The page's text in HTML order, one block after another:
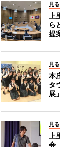
見
ら
提
見
本
タ
展
見
会